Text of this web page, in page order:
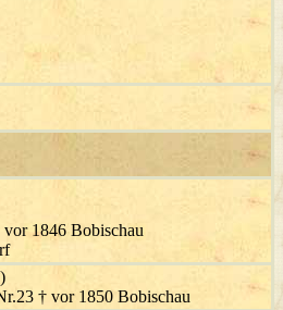
1846 Bobischau
)
† vor 1850 Bobischau